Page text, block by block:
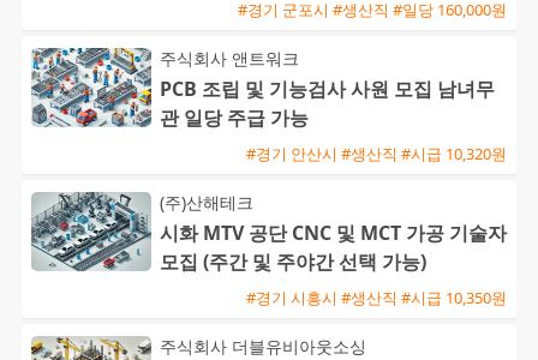
#경기 군포시 #생산직 #일당 160,000원
주식회사 앤트워크
PCB 조립 및 기능검사 사원 모집 남녀무
관 일당 주급 가능
#경기 안산시 #생산직 #시급 10,320원
(주)산해테크
시화 MTV 공단 CNC 및 MCT 가공 기술자
모집 (주간 및 주야간 선택 가능)
#경기 시흥시 #생산직 #시급 10,350원
주식회사 더블유비아웃소싱